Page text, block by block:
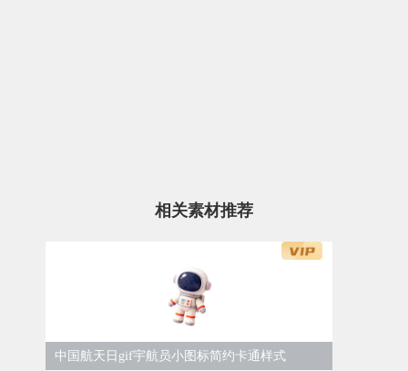
相关素材推荐
中国航天日gif宇航员小图标简约卡通样式